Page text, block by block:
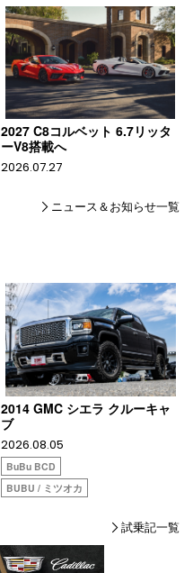
2027 C8コルベット 6.7リッタ
ーV8搭載へ
2026.07.27
ニュース＆お知らせ一覧
2014 GMC シエラ クルーキャ
ブ
2026.08.05
BuBu BCD
BUBU / ミツオカ
試乗記一覧